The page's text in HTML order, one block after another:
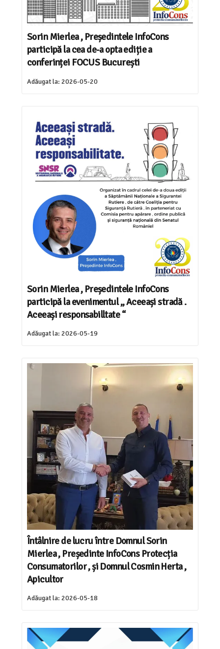
Sorin Mierlea , Președintele InfoCons
participă la cea de-a opta ediție a
conferinței FOCUS București
Adăugat la: 2026-05-20
Sorin Mierlea , Președintele InfoCons
participă la evenimentul ,, Aceeași stradă .
Aceeași responsabilltate “
Adăugat la: 2026-05-19
Întâlnire de lucru între Domnul Sorin
Mierlea , Președinte InfoCons Protecția
Consumatorilor , și Domnul Cosmin Herta ,
Apicultor
Adăugat la: 2026-05-18